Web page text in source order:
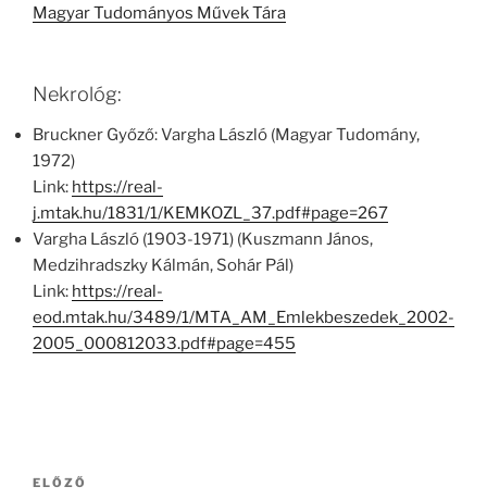
Magyar Tudományos Művek Tára
Nekrológ:
Bruckner Győző: Vargha László (Magyar Tudomány,
1972)
Link: https://real-
j.mtak.hu/1831/1/KEMKOZL_37.pdf#page=267
Vargha László (1903-1971) (Kuszmann János,
Medzihradszky Kálmán, Sohár Pál)
Link: https://real-
eod.mtak.hu/3489/1/MTA_AM_Emlekbeszedek_2002-
2005_000812033.pdf#page=455
Bejegyzés
Korábbi
ELŐZŐ